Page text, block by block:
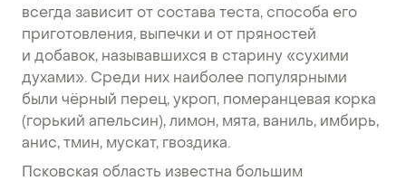
всегда зависит от состава теста, способа его
приготовления, выпечки и от пряностей
и добавок, называвшихся в старину «сухими
духами». Среди них наиболее популярными
были чёрный перец, укроп, померанцевая корка
(горький апельсин), лимон, мята, ваниль, имбирь,
анис, тмин, мускат, гвоздика.
Псковская область известна большим